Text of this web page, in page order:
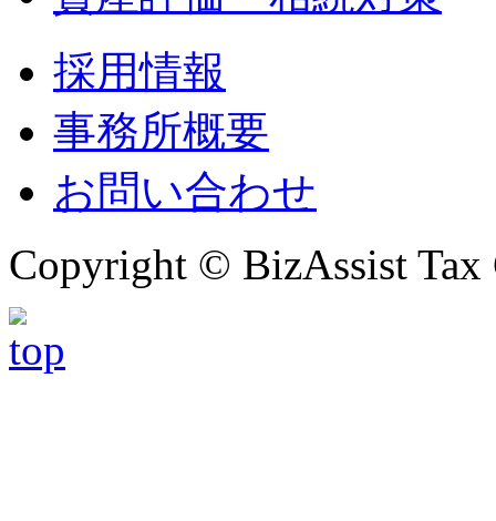
採用情報
事務所概要
お問い合わせ
Copyright © BizAssist Tax